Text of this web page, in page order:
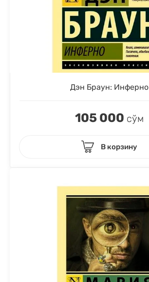
Дэн Браун: Инферно
105 000 сўм
В корзину